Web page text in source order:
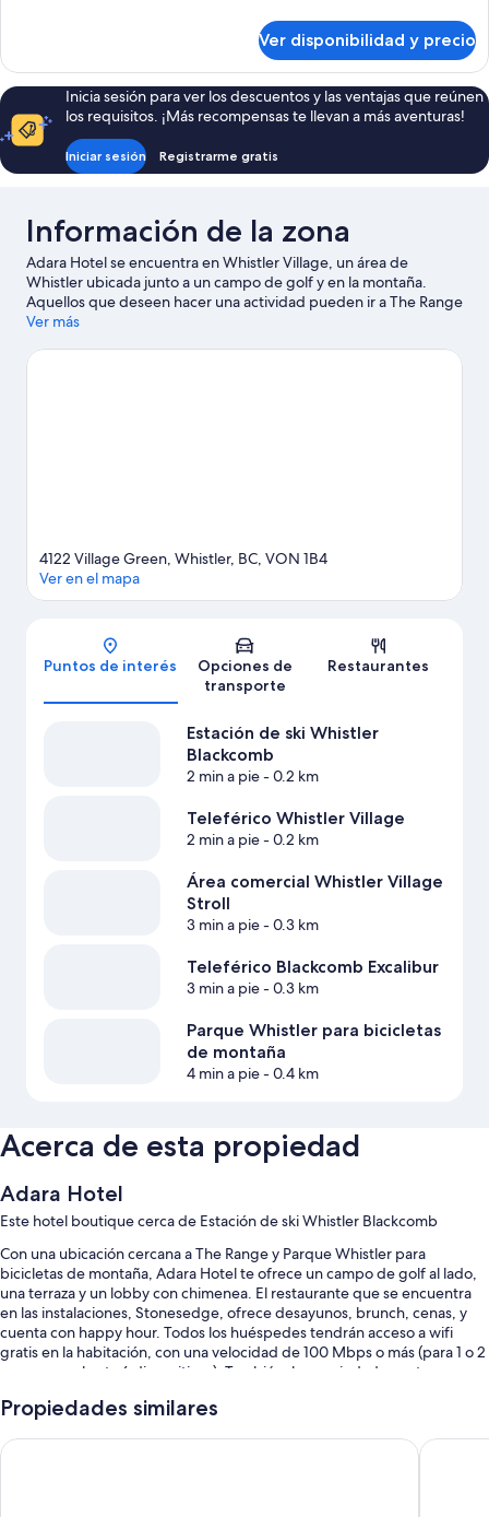
balcón,
vista
a
la
montaña
Premium,
habitación,
balcón,
vista
a
Ver disponibilidad y precio
Inicia sesión para ver los descuentos y las ventajas que reúnen
los requisitos. ¡Más recompensas te llevan a más aventuras!
Iniciar sesión Registrarme gratis
Información de la zona
Adara Hotel se encuentra en Whistler Village, un área de
Whistler ubicada junto a un campo de golf y en la montaña.
Aquellos que deseen hacer una actividad pueden ir a The Range
y Whistler Golf Club, mientras que quienes quieran apreciar la
bicicletas de montaña y Whistler Mountain. También puedes
Ver más
Mapa
4122 Village Green, Whistler, BC, VON 1B4
Ver en el mapa
Puntos de interés
Opciones de
transporte
Restaurantes
Estación de ski Whistler
Blackcomb
2 min a pie- 0.2 km
Teleférico Whistler Village
2 min a pie- 0.2 km
Área comercial Whistler Village
Stroll
3 min a pie- 0.3 km
Teleférico Blackcomb Excalibur
3 min a pie- 0.3 km
Parque Whistler para bicicletas
de montaña
4 min a pie- 0.4 km
Acerca de esta propiedad
Adara Hotel
Este hotel boutique cerca de Estación de ski Whistler Blackcomb
Con una ubicación cercana a The Range y Parque Whistler para
bicicletas de montaña, Adara Hotel te ofrece un campo de golf al lado,
una terraza y un lobby con chimenea. El restaurante que se encuentra
en las instalaciones, Stonesedge, ofrece desayunos, brunch, cenas, y
cuenta con happy hour. Todos los huéspedes tendrán acceso a wifi
gratis en la habitación, con una velocidad de 100 Mbps o más (para 1 o 2
personas, o hasta 6 dispositivos). También, la propiedad cuenta con un
También se incluyen los siguientes beneficios en este hotel:
Propiedades similares
Pinnacle Hotel Whistler Village Aava